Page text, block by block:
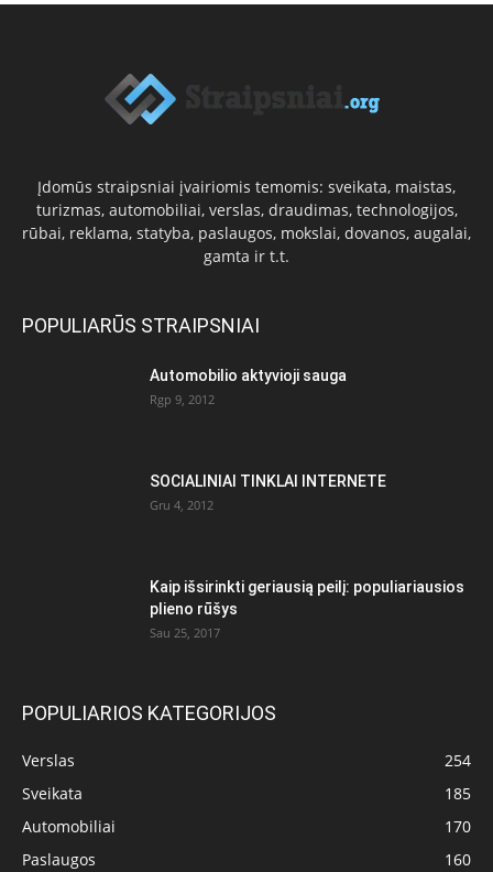
Įdomūs straipsniai įvairiomis temomis: sveikata, maistas,
turizmas, automobiliai, verslas, draudimas, technologijos,
rūbai, reklama, statyba, paslaugos, mokslai, dovanos, augalai,
gamta ir t.t.
POPULIARŪS STRAIPSNIAI
Automobilio aktyvioji sauga
Rgp 9, 2012
SOCIALINIAI TINKLAI INTERNETE
Gru 4, 2012
Kaip išsirinkti geriausią peilį: populiariausios
plieno rūšys
Sau 25, 2017
POPULIARIOS KATEGORIJOS
Verslas
254
Sveikata
185
Automobiliai
170
Paslaugos
160